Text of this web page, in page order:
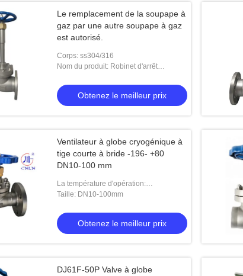
Le remplacement de la soupape à
gaz par une autre soupape à gaz
est autorisé.
Corps: ss304/316
Nom du produit: Robinet d'arrêt
Obtenez le meilleur prix
Ventilateur à globe cryogénique à
tige courte à bride -196- +80
DN10-100 mm
La température d'opération:
-196℃~+80℃
Taille: DN10-100mm
Obtenez le meilleur prix
DJ61F-50P Valve à globe